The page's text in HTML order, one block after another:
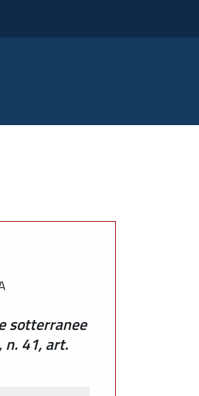
sotterranee
n. 41, art.